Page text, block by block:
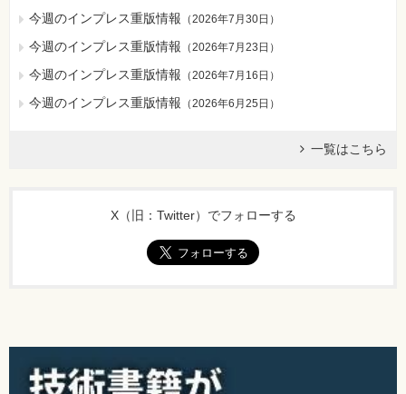
今週のインプレス重版情報 （2026年7月30日 ）
今週のインプレス重版情報 （2026年7月23日 ）
今週のインプレス重版情報 （2026年7月16日 ）
今週のインプレス重版情報 （2026年6月25日 ）
一覧はこちら
X（旧：Twitter）でフォローする